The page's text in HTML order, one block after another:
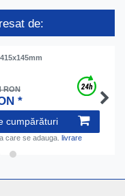
de:
RON
*
cumpărături
la care se adauga. livrare